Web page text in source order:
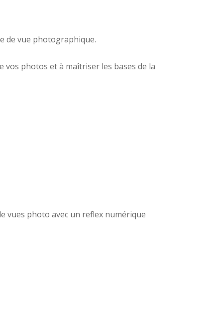
de vue photographique.
photos et à maîtriser les bases de la
vues photo avec un reflex numérique